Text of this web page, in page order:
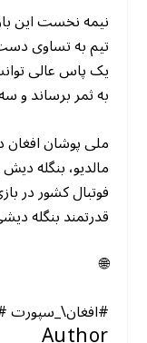
نیمه نخست این
تیم به تساوی دست
یک پاس عالی
به ثمر برساند و
ملی پوشان افغان
مالدیو، بنگله
فوتبال کشور در
قدرتمند بنگله
🌐
#افغان\_سپورت